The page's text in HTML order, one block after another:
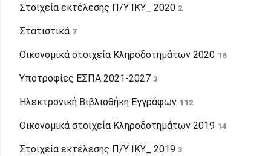
Στοιχεία εκτέλεσης Π/Υ ΙΚΥ_ 2020 2
Στατιστικά 7
Οικονομικά στοιχεία Κληροδοτημάτων 2020 16
Υποτροφίες ΕΣΠΑ 2021-2027 3
Ηλεκτρονική Βιβλιοθήκη Εγγράφων 112
Οικονομικά στοιχεία Κληροδοτημάτων 2019 14
Στοιχεία εκτέλεσης Π/Υ ΙΚΥ_ 2019 3